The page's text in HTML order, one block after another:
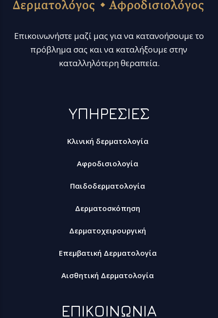
Επικοινωνήστε μαζί μας για να κατανοήσουμε το
πρόβλημα σας και να καταλήξουμε στην
καταλληλότερη θεραπεία.
ΥΠΗΡΕΣΙΕΣ
Κλινική δερματολογία
Αφροδισιολογία
Παιδοδερματολογία
Δερματοσκόπηση
Δερματοχειρουργική
Επεμβατική Δερματολογία
Αισθητική Δερματολογία
ΕΠΙΚΟΙΝΩΝΙΑ